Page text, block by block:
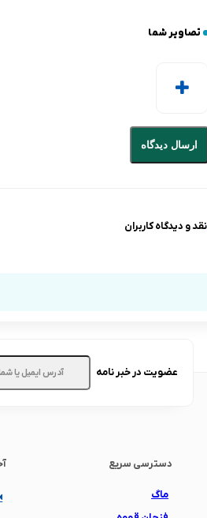
تصاویر شما
ارسال دیدگاه
نقد و دیدگاه کاربران
عضویت در خبر نامه
دسترسی سریع
ماگ